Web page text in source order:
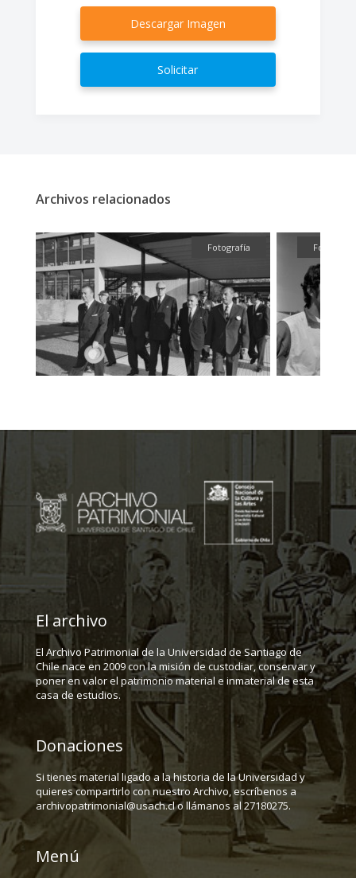
Descargar Imagen
Solicitar
Archivos relacionados
Fotografía Fotografía
El archivo
El Archivo Patrimonial de la Universidad de Santiago de
Chile nace en 2009 con la misión de custodiar, conservar y
poner en valor el patrimonio material e inmaterial de esta
casa de estudios.
Donaciones
Si tienes material ligado a la historia de la Universidad y
quieres compartirlo con nuestro Archivo, escríbenos a
archivopatrimonial@usach.cl o llámanos al 27180275.
Menú